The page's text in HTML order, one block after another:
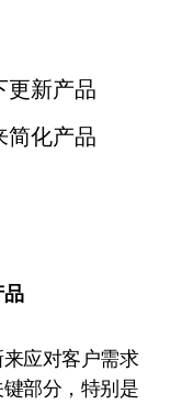
更新产品
简化产品
应对客户需求
部分，特别是